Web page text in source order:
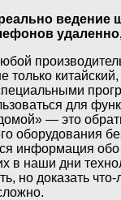
ведение
только
для
— это
оборудования
информация
в наши дни
но доказать